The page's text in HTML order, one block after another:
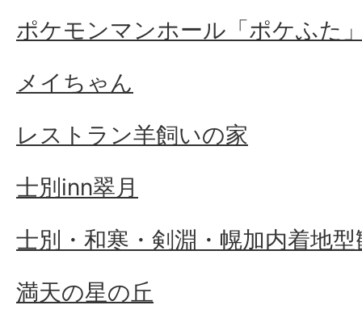
ポケモンマンホール「ポケふた
メイちゃん
レストラン羊飼いの家
士別inn翠月
士別・和寒・剣淵・幌加内着地
満天の星の丘